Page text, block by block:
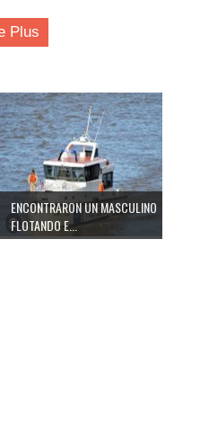
Plus
ENCONTRARON UN MASCULINO
FLOTANDO E...